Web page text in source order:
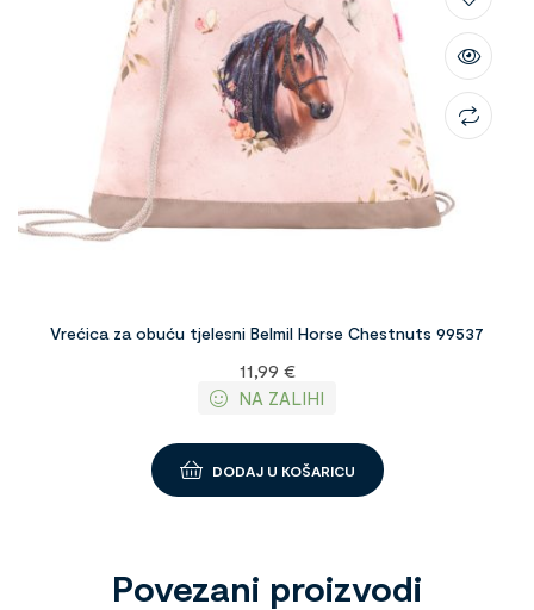
Vrećica za obuću tjelesni Belmil Horse Chestnuts 99537
11,99 €
NA ZALIHI
DODAJ U KOŠARICU
Povezani proizvodi